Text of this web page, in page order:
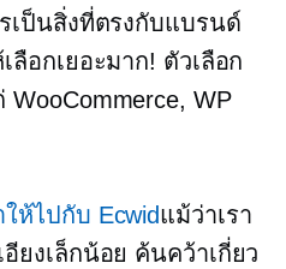
เป็นสิ่งที่ตรงกับแบรนด์
อกเยอะมาก! ตัวเลือก
WP
ห้ไปกับ Ecwidแม้ว่าเรา
ยงเล็กน้อย ค้นคว้าเกี่ยว